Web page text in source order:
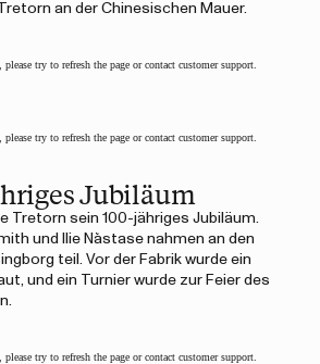
an der Chinesischen Mauer.
please try to refresh the page or contact customer support.
please try to refresh the page or contact customer support.
Jubiläum
Tretorn sein 100-jähriges Jubiläum.
und Ilie Năstase nahmen an den
teil. Vor der Fabrik wurde ein
und ein Turnier wurde zur Feier des
please try to refresh the page or contact customer support.